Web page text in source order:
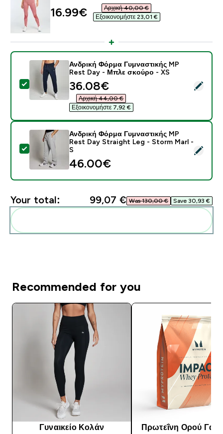
discounted price
16.99€‎
Αρχική 40,00 €‎
Εξοικονομήστε 23,01 €‎
Select this product - Ανδρική Φόρμα Γυμναστικής
Ανδρική Φόρμα Γυμναστικής MP
Rest Day - Μπλε σκούρο - XS
discounted price
36.08€‎
Αρχική 44,00 €‎
Εξοικονομήστε 7,92 €‎
Select this product - Ανδρική Φόρμα Γυμναστικής
Ανδρική Φόρμα Γυμναστικής MP
Rest Day Straight Leg - Storm Marl -
S
46.00€‎
Your total: 99,07 €‎ Was 130,00 €‎ Save 30,93 €‎
Recommended for you
Γυναικείο Κολάν
Πρωτεΐνη Ορού